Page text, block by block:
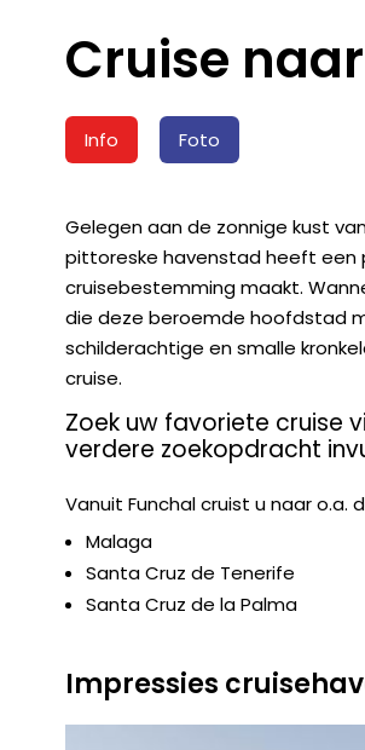
Cruise
Info Foto
Gelegen aan de zonnige kust
pittoreske havenstad heeft een
cruisebestemming maakt.
die deze beroemde hoofdstad
schilderachtige en smalle
cruise.
Zoek uw favoriete cruise
verdere zoekopdracht
Vanuit Funchal cruist u naar o.a.
Malaga
Santa Cruz de Tenerife
Santa Cruz de la Palma
Impressies